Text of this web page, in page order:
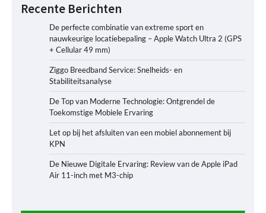
Recente Berichten
De perfecte combinatie van extreme sport en
nauwkeurige locatiebepaling – Apple Watch Ultra 2 (GPS
+ Cellular 49 mm)
Ziggo Breedband Service: Snelheids- en
Stabiliteitsanalyse
De Top van Moderne Technologie: Ontgrendel de
Toekomstige Mobiele Ervaring
Let op bij het afsluiten van een mobiel abonnement bij
KPN
De Nieuwe Digitale Ervaring: Review van de Apple iPad
Air 11-inch met M3-chip